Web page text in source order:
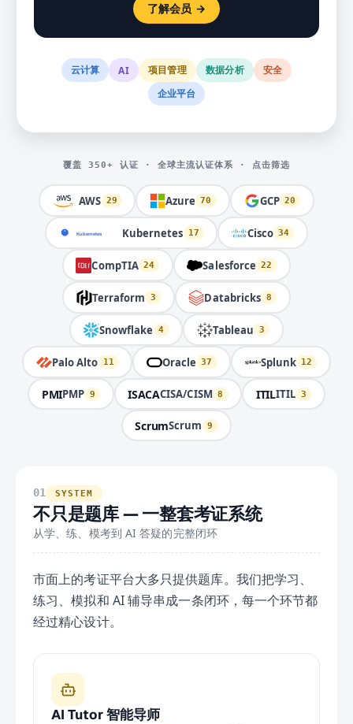
了解会员 →
云计算 AI 项目管理 数据分析
安全
企业平台
覆盖 350+ 认证 · 全球主流认证体系 · 点击筛选
AWS 29 Azure 70 GCP 20
Kubernetes 17 Cisco 34
CompTIA 24 Salesforce 22
Terraform 3 Databricks 8
Snowflake 4 Tableau 3
Palo Alto 11 Oracle 37 Splunk 12
PMIPMP 9 ISACACISA/CISM 8 ITILITIL 3
ScrumScrum 9
01 SYSTEM
不只是题库 — 一整套考证系统
从学、练、模考到 AI 答疑的完整闭环
市面上的考证平台大多只提供题库。我们把学习、
练习、模拟和 AI 辅导串成一条闭环，每一个环节都
经过精心设计。
AI Tutor 智能导师